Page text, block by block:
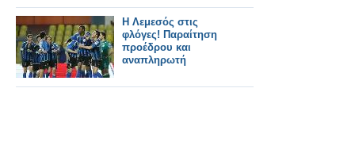
Η Λεμεσός στις
φλόγες! Παραίτηση
προέδρου και
αναπληρωτή